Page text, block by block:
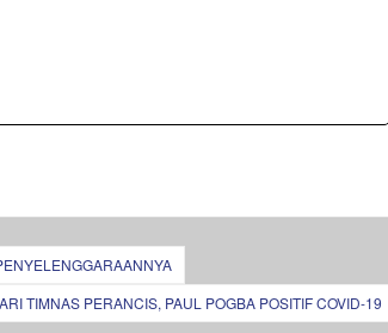
TIMNAS PERANCIS, PAUL POGBA POSITIF COVID-19